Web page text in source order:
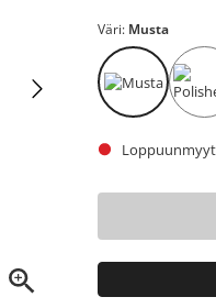
Väri: Musta